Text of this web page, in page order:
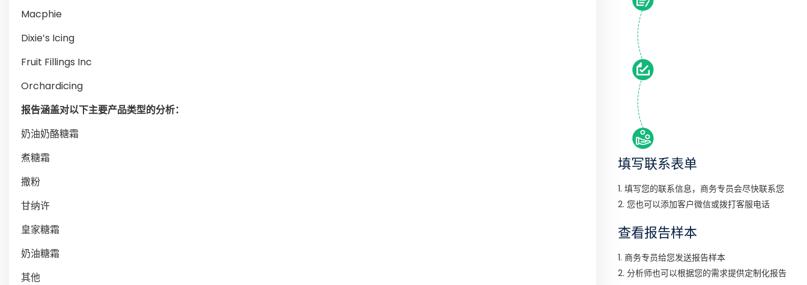
Macphie
Dixie’s Icing
Fruit Fillings Inc
Orchardicing
报告涵盖对以下主要产品类型的分析：
奶油奶酪糖霜
煮糖霜
撒粉
甘纳许
皇家糖霜
奶油糖霜
其他
填写联系表单
1. 填写您的联系信息，商务专员会尽快联系您
2. 您也可以添加客户微信或拨打客服电话
查看报告样本
1. 商务专员给您发送报告样本
2. 分析师也可以根据您的需求提供定制化报告